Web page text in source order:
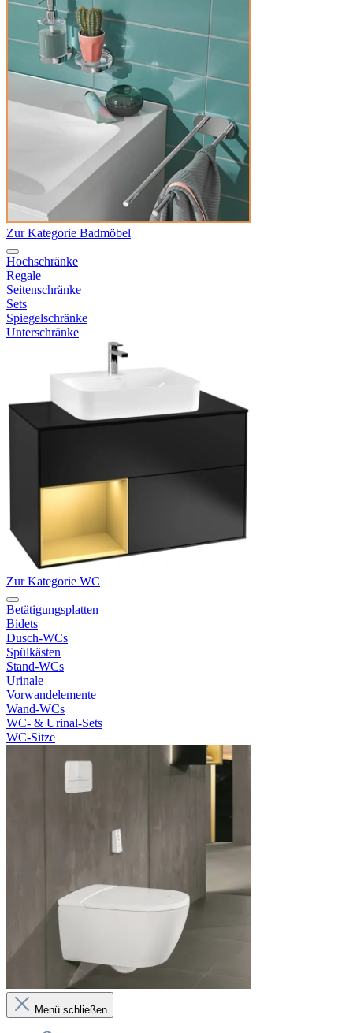
Zur Kategorie Badmöbel
Hochschränke
Regale
Seitenschränke
Sets
Spiegelschränke
Unterschränke
Zur Kategorie WC
Betätigungsplatten
Bidets
Dusch-WCs
Spülkästen
Stand-WCs
Urinale
Vorwandelemente
Wand-WCs
WC- & Urinal-Sets
WC-Sitze
Menü schließen